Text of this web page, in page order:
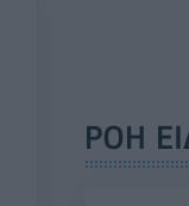
ΡΟΗ